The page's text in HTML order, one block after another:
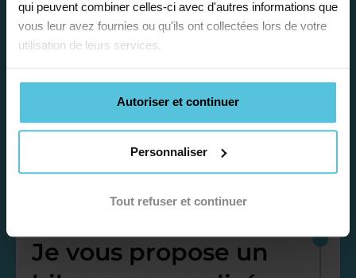
qui peuvent combiner celles-ci avec d'autres informations que
vous leur avez fournies ou qu'ils ont collectées lors de votre
utilisation de leurs services.
Autoriser et continuer
Personnaliser
Tout refuser et continuer
Je vous propose un